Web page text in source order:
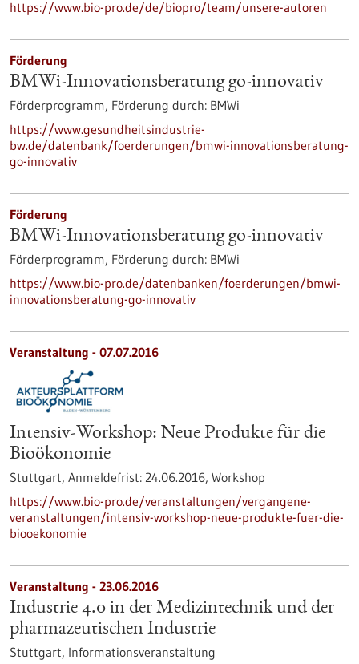
https://www.bio-pro.de/de/biopro/team/unsere-autoren
Förderung
BMWi-Innovationsberatung go-innovativ
Förderprogramm, Förderung durch: BMWi
https://www.gesundheitsindustrie-
bw.de/datenbank/foerderungen/bmwi-innovationsberatung-
go-innovativ
Förderung
BMWi-Innovationsberatung go-innovativ
Förderprogramm, Förderung durch: BMWi
https://www.bio-pro.de/datenbanken/foerderungen/bmwi-
innovationsberatung-go-innovativ
Veranstaltung - 07.07.2016
Intensiv-Workshop: Neue Produkte für die
Bioökonomie
Stuttgart, Anmeldefrist: 24.06.2016, Workshop
https://www.bio-pro.de/veranstaltungen/vergangene-
veranstaltungen/intensiv-workshop-neue-produkte-fuer-die-
biooekonomie
Veranstaltung - 23.06.2016
Industrie 4.0 in der Medizintechnik und der
pharmazeutischen Industrie
Stuttgart, Informationsveranstaltung